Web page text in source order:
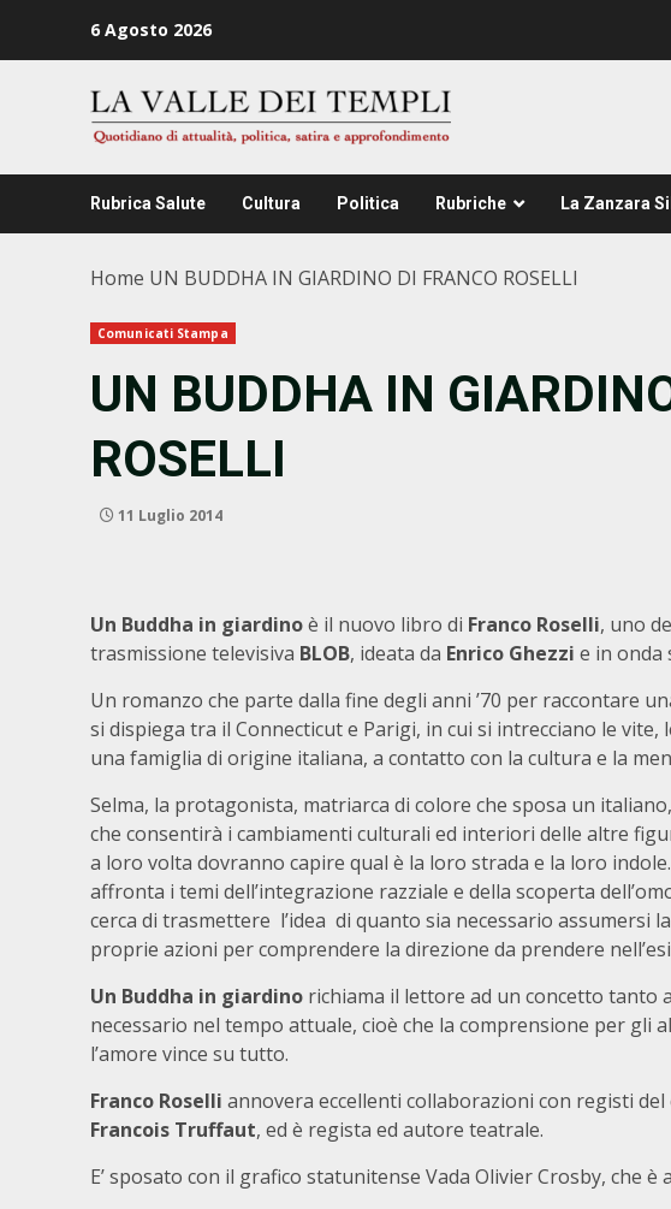
6 Agosto 2026
Rubrica Salute Cultura Politica Rubriche La Zanzara
Home UN BUDDHA IN GIARDINO DI FRANCO ROSELLI
Comunicati Stampa
UN BUDDHA IN
ROSELLI
11 Luglio 2014
Un Buddha in giardinoè il nuovo libro di Franco Roselli, uno
trasmissione televisiva BLOB, ideata da Enrico Ghezzi e in onda
Un romanzo che parte dalla fine degli anni ’70 per raccontare
si dispiega tra il Connecticut e Parigi, in cui si intrecciano le vite,
una famiglia di origine italiana, a contatto con la cultura e la
Selma, la protagonista, matriarca di colore che sposa un
che consentirà i cambiamenti culturali ed interiori delle altre
a loro volta dovranno capire qual è la loro strada e la loro
affronta i temi dell’integrazione razziale e della scoperta
cerca di trasmettere l’idea di quanto sia necessario assumersi
proprie azioni per comprendere la direzione da prendere
Un Buddha in giardino richiama il lettore ad un concetto tanto
necessario nel tempo attuale, cioè che la comprensione per gli
l’amore vince su tutto.
Franco Roselli annovera eccellenti collaborazioni con registi del
Francois Truffaut, ed è regista ed autore teatrale.
E’ sposato con il grafico statunitense Vada Olivier Crosby, che